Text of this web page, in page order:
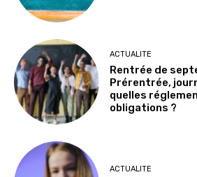
ACTUALITE
Rentrée de
Prérentrée,
quelles
obligations ?
ACTUALITE